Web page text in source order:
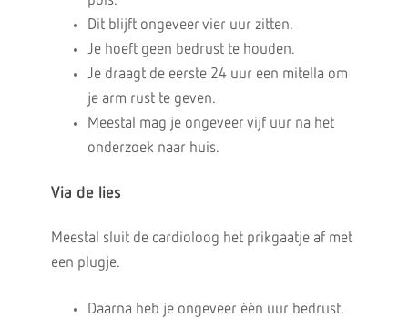
Dit blijft ongeveer vier uur zitten.
Je hoeft geen bedrust te houden.
Je draagt de eerste 24 uur een mitella om
je arm rust te geven.
Meestal mag je ongeveer vijf uur na het
onderzoek naar huis.
Via de lies
Meestal sluit de cardioloog het prikgaatje af met
een plugje.
Daarna heb je ongeveer één uur bedrust.